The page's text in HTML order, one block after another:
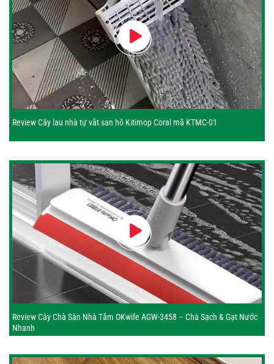
Review Cây lau nhà tự vắt san hô Kitimop Coral mã KTMC-01
Review Cây Chà Sàn Nhà Tắm OKwife AGW-3458 – Chà Sạch & Gạt Nước
Nhanh